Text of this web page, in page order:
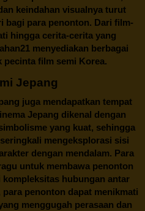
keindahan visualnya turut
bagi para penonton. Dari film-
hingga cerita-cerita yang
menyediakan berbagai
film semi Korea.
Jepang
juga mendapatkan tempat
Jepang dikenal dengan
yang kuat, sehingga
mengeksplorasi sisi
dengan mendalam. Para
untuk membawa penonton
kompleksitas hubungan antar
para penonton dapat menikmati
menggugah perasaan dan